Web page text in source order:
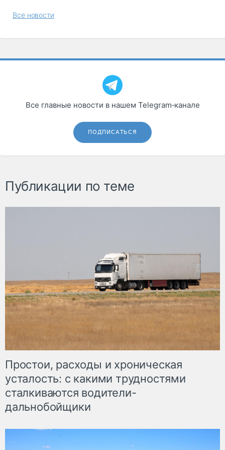
Все новости
Все главные новости в нашем Telegram‑канале
ПОДПИСАТЬСЯ
Публикации по теме
Простои, расходы и хроническая
усталость: с какими трудностями
сталкиваются водители-
дальнобойщики